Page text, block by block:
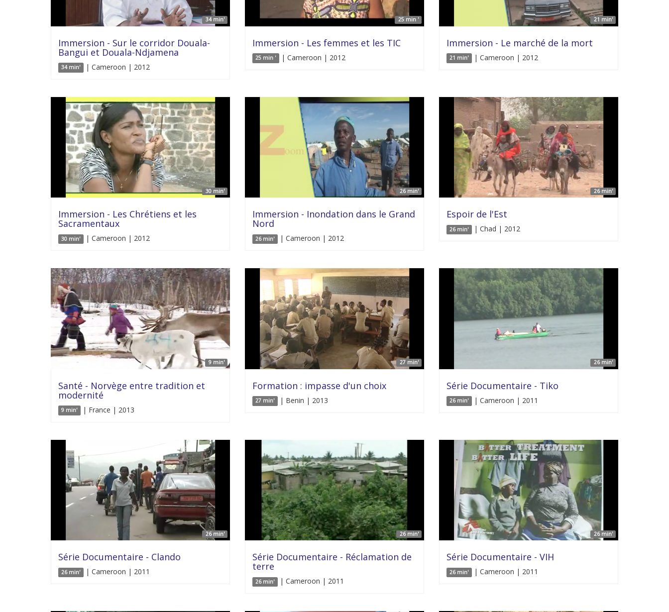
34 min'
Immersion - Sur le corridor Douala-
Bangui et Douala-Ndjamena
34 min' | Cameroon | 2012
25 min '
Immersion - Les femmes et les TIC
25 min ' | Cameroon | 2012
21 min'
Immersion - Le marché de la mort
21 min' | Cameroon | 2012
30 min'
Immersion - Les Chrétiens et les
Sacramentaux
30 min' | Cameroon | 2012
26 min'
Immersion - Inondation dans le Grand
Nord
26 min' | Cameroon | 2012
26 min'
Espoir de l'Est
26 min' | Chad | 2012
9 min'
Santé - Norvège entre tradition et
modernité
9 min' | France | 2013
27 min'
Formation : impasse d'un choix
27 min' | Benin | 2013
26 min'
Série Documentaire - Tiko
26 min' | Cameroon | 2011
26 min'
Série Documentaire - Clando
26 min' | Cameroon | 2011
26 min'
Série Documentaire - Réclamation de
terre
26 min' | Cameroon | 2011
26 min'
Série Documentaire - VIH
26 min' | Cameroon | 2011